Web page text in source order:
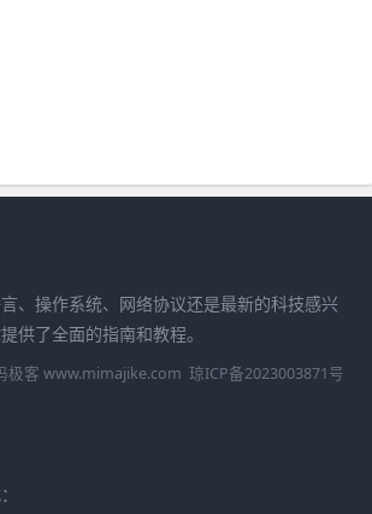
、操作系统、网络协议还是最新的科技感兴
供了全面的指南和教程。
极客 www.mimajike.com 琼ICP备2023003871号